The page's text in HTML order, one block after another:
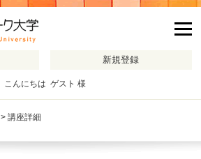
こんにちは ゲスト 様
> 講座詳細